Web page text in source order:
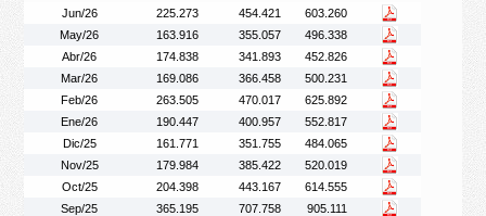
Jun/26 225.273 454.421
603.260
May/26
163.916 355.057
496.338
Abr/26
174.838 341.893
452.826
Mar/26
169.086 366.458
500.231
Feb/26
263.505 470.017
625.892
Ene/26
190.447 400.957
552.817
Dic/25
161.771 351.755
484.065
Nov/25
179.984 385.422
520.019
Oct/25
204.398 443.167
614.555
Sep/25
365.195 707.758
905.111